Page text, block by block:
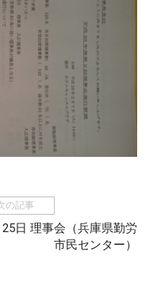
の記事
25日 理事会（兵庫県勤労
市民センター）